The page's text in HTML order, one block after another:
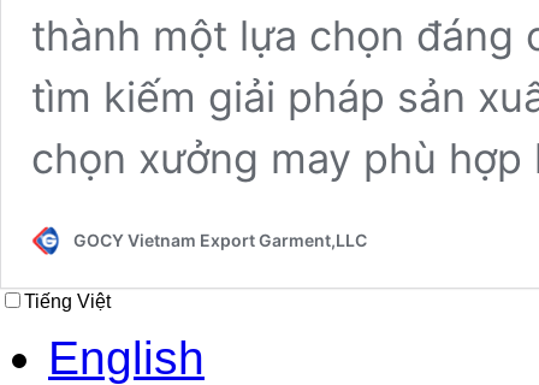
thành một lựa chọn đáng
tìm kiếm giải pháp sản
chọn xưởng may phù
GOCY Vietnam Export Garment,LLC
Tiếng Việt
English